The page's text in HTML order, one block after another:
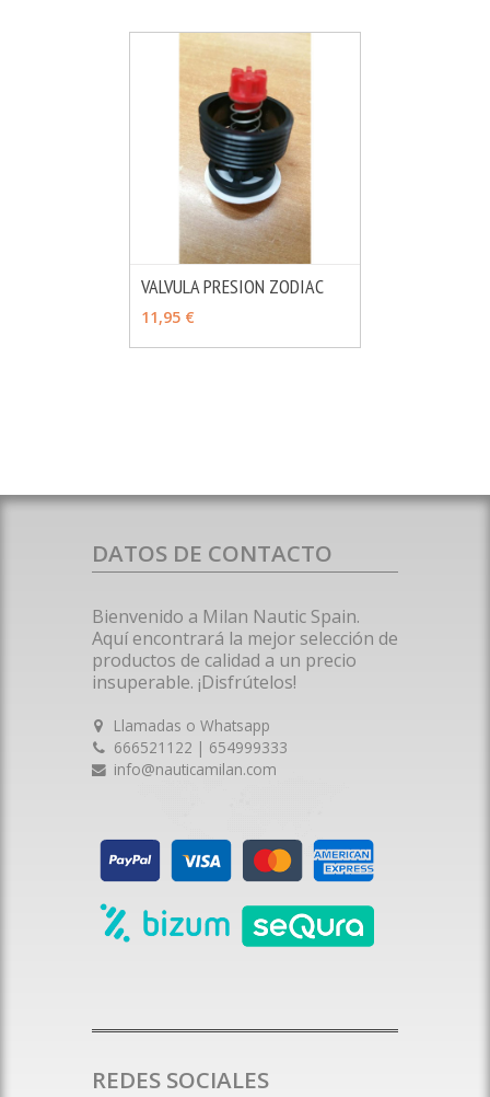
VALVULA PRESION ZODIAC
11,95 €
DATOS DE CONTACTO
Bienvenido a Milan Nautic Spain.
Aquí encontrará la mejor selección de
productos de calidad a un precio
insuperable. ¡Disfrútelos!
Llamadas o Whatsapp
666521122 | 654999333
info@nauticamilan.com
REDES SOCIALES